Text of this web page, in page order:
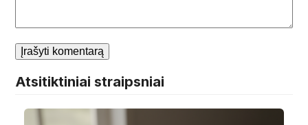
Atsitiktiniai straipsniai